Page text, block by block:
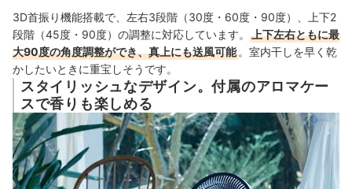
3D首振り機能搭載で、左右3段階（30度・60度・90度）、上下2
段階（45度・90度）の調整に対応しています。
上下左右ともに最
大90度の角度調整ができ、真上にも送風可能 。室内干しを早く乾
かしたいときに重宝しそうです。
スタイリッシュなデザイン。付属のアロマケー
スで香りも楽しめる